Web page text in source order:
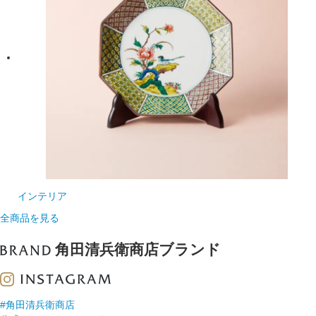
インテリア
全商品を見る
角田清兵衛商店ブランド
#角田清兵衛商店